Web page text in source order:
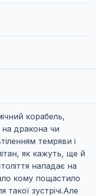
корабель,
дракона чи
темряви і
як кажуть, ще й
нападає на
кому пощастило
зустрічі.Але